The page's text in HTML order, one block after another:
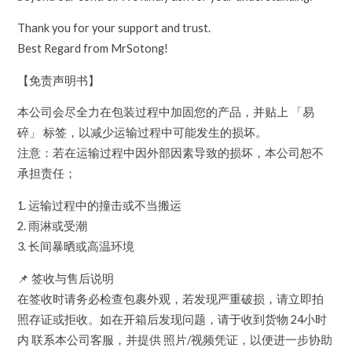
Thank you for your support and trust.
Best Regard from MrSotong!
【免责声明书】
本公司会尽全力在包装过程中加固您的产品，并贴上 「易
碎」 标签，以减少运输过程中可能发生的损坏。
注意：若在运输过程中因外部因素导致的损坏，本公司恕不
承担责任；
1. 运输过程中的撞击或不当搬运
2. 雨淋或受潮
3. 长间暴晒或高温环境
📌 签收与售后说明
在签收时请务必检查包裹外观，若发现严重破损，请立即拍
照存证或拒收。如在开箱后发现问题，请于收到货物 24小时
内 联系本公司客服，并提供 照片/视频凭证，以便进一步协助